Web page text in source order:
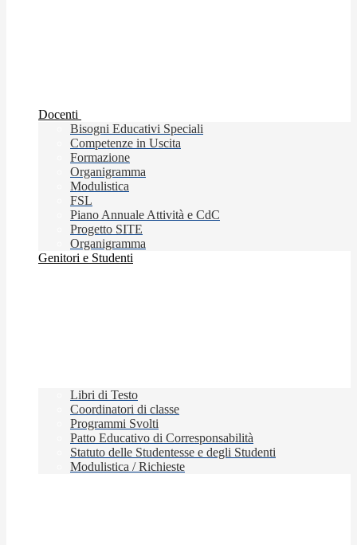
Docenti
Bisogni Educativi Speciali
Competenze in Uscita
Formazione
Organigramma
Modulistica
FSL
Piano Annuale Attività e CdC
Progetto SITE
Organigramma
Genitori e Studenti
Libri di Testo
Coordinatori di classe
Programmi Svolti
Patto Educativo di Corresponsabilità
Statuto delle Studentesse e degli Studenti
Modulistica / Richieste